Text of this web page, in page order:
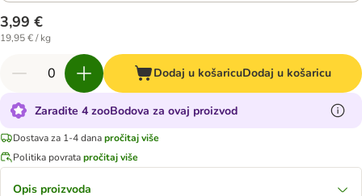
3,99 €
19,95 € / kg
Dodaj u košaricuDodaj u košaricu
Zaradite 4 zooBodova za ovaj proizvod
Dostava za 1-4 danapročitaj više
Politika povratapročitaj više
Opis proizvoda